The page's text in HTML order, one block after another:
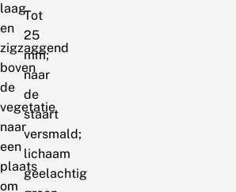
laag
en
zigzaggend
boven
de
vegetatie
naar
een
plaats
om
Tot
25
mm;
naar
de
staart
versmald;
lichaam
geelachtig